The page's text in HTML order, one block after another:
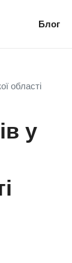
Блог
області
у